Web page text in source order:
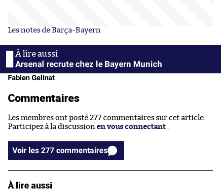
Les notes de Barça-Bayern
Arsenal recrute chez le Bayern Munich
Fabien Gelinat
Commentaires
Les membres ont posté 277 commentaires sur cet article.
Participez à la discussion en vous connectant
Voir les 277 commentaires
À lire aussi